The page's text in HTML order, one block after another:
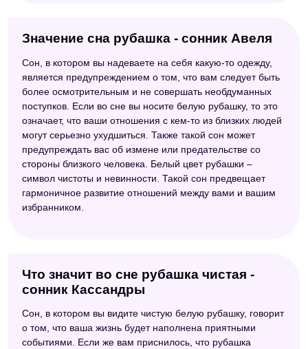
Значение сна рубашка - сонник Авеля
Сон, в котором вы надеваете на себя какую-то одежду,
является предупреждением о том, что вам следует быть
более осмотрительным и не совершать необдуманных
поступков. Если во сне вы носите белую рубашку, то это
означает, что ваши отношения с кем-то из близких людей
могут серьезно ухудшиться. Также такой сон может
предупреждать вас об измене или предательстве со
стороны близкого человека. Белый цвет рубашки –
символ чистоты и невинности. Такой сон предвещает
гармоничное развитие отношений между вами и вашим
избранником.
Что значит во сне рубашка чистая -
сонник Кассандры
Сон, в котором вы видите чистую белую рубашку, говорит
о том, что ваша жизнь будет наполнена приятными
событиями. Если же вам приснилось, что рубашка